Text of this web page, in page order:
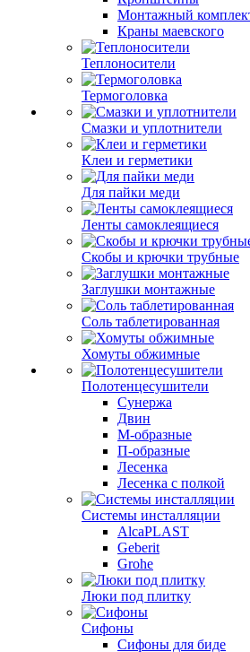
Монтажный
Краны маевского
Теплоносители
Термоголовка
Смазки и уплотнители
Клеи и герметики
Для пайки меди
Ленты самоклеящиеся
Скобы и крючки трубные
Заглушки монтажные
Соль таблетированная
Хомуты обжимные
Полотенцесушители
Сунержа
Двин
М-образные
П-образные
Лесенка
Лесенка с полкой
Системы инсталляции
AlcaPLAST
Geberit
Grohe
Люки под плитку
Сифоны
Сифoны для биде